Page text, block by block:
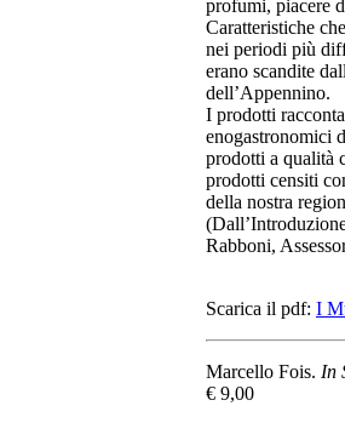
profumi, piacere
Caratteristiche
nei periodi più
erano scandite
dell’Appennino.
I prodotti
enogastronomici
prodotti a qualità
prodotti censiti
della nostra
Rabboni,
Scarica il pdf: I
Marcello Fois. In
€ 9,00